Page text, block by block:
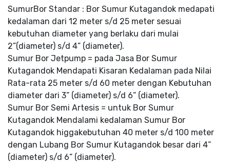
SumurBor Standar : Bor Sumur Kutagandok medapati
kedalaman dari 12 meter s/d 25 meter sesuai
kebutuhan diameter yang berlaku dari mulai
2”(diameter) s/d 4” (diameter).
Sumur Bor Jetpump = pada Jasa Bor Sumur
Kutagandok Mendapati Kisaran Kedalaman pada Nilai
Rata-rata 25 meter s/d 60 meter dengan Kebutuhan
diameter dari 3” (diameter) s/d 6” (diameter).
Sumur Bor Semi Artesis = untuk Bor Sumur
Kutagandok Mendalami kedalaman Sumur Bor
Kutagandok higgakebutuhan 40 meter s/d 100 meter
dengan Lubang Bor Sumur Kutagandok besar dari 4”
(diameter) s/d 6” (diameter).